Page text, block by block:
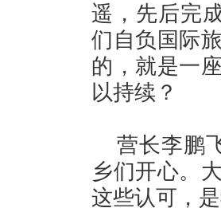
遥，先后完
们自负国际
的，就是一
以持续？
营长李鹏
乡们开心。
这些认可，